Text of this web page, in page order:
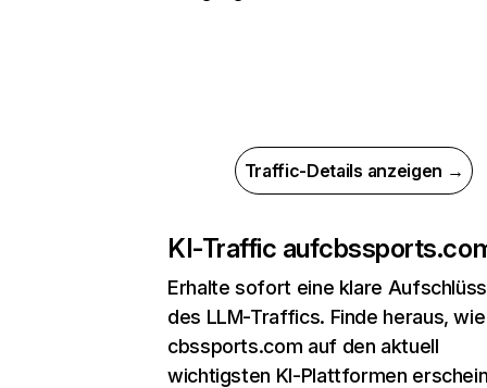
Traffic-Details anzeigen →
KI-Traffic auf
Erhalte sofort eine klare
des LLM-Traffics. Finde heraus, wie
cbssports.com auf den aktuell
wichtigsten KI-Plattformen